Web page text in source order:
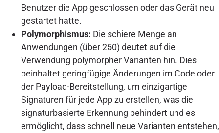
Benutzer die App geschlossen oder das Gerät neu
gestartet hatte.
Polymorphismus: Die schiere Menge an
Anwendungen (über 250) deutet auf die
Verwendung polymorpher Varianten hin. Dies
beinhaltet geringfügige Änderungen im Code oder
der Payload-Bereitstellung, um einzigartige
Signaturen für jede App zu erstellen, was die
signaturbasierte Erkennung behindert und es
ermöglicht, dass schnell neue Varianten entstehen,